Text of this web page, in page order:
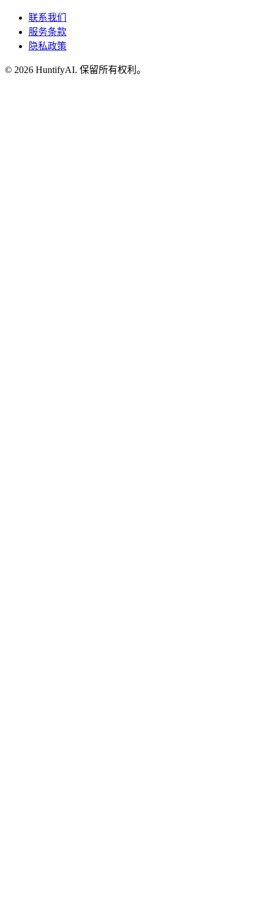
联系我们
服务条款
隐私政策
© 2026 HuntifyAI. 保留所有权利。